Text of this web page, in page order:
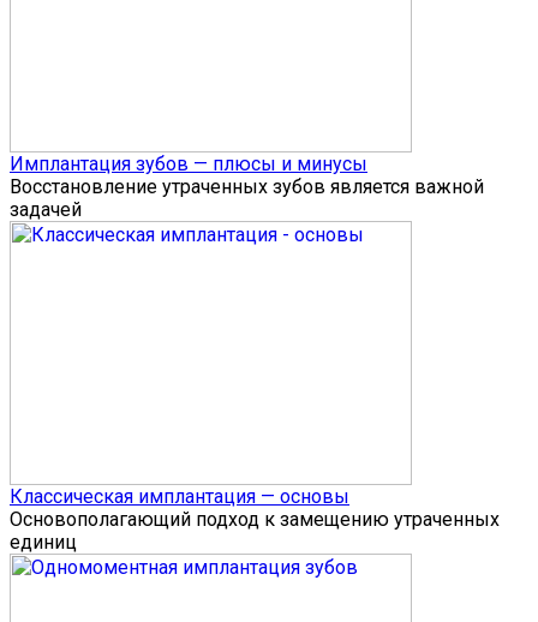
Имплантация зубов — плюсы и минусы
Восстановление утраченных зубов является важной
задачей
Классическая имплантация — основы
Основополагающий подход к замещению утраченных
единиц